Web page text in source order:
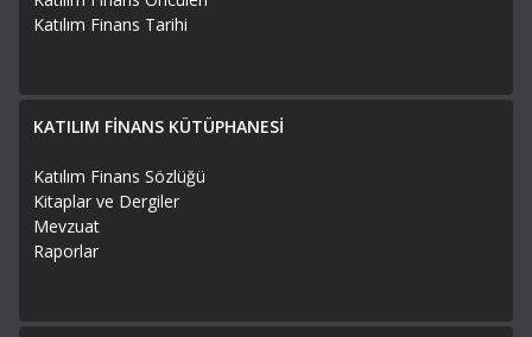
Katılım Finans Tarihi
KATILIM FİNANS KÜTÜPHANESİ
Katılım Finans Sözlüğü
Kitaplar ve Dergiler
Mevzuat
Raporlar